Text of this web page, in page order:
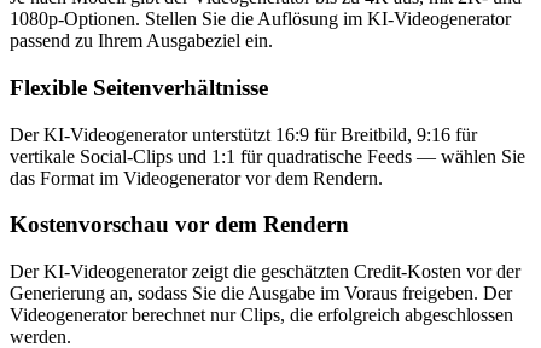
1080p-Optionen. Stellen Sie die Auflösung im KI-Videogenerator
passend zu Ihrem Ausgabeziel ein.
Flexible Seitenverhältnisse
Der KI-Videogenerator unterstützt 16:9 für Breitbild, 9:16 für
vertikale Social-Clips und 1:1 für quadratische Feeds — wählen Sie
das Format im Videogenerator vor dem Rendern.
Kostenvorschau vor dem Rendern
Der KI-Videogenerator zeigt die geschätzten Credit-Kosten vor der
Generierung an, sodass Sie die Ausgabe im Voraus freigeben. Der
Videogenerator berechnet nur Clips, die erfolgreich abgeschlossen
werden.